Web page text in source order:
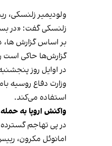
ولودیمیر زلنسکی،
زلنسکی گفت: «در
بر اساس گزارش ها،
گزارش‌ها حاکی است
در اوایل روز
وزارت دفاع روسیه
استفاده می‌کند.
واکنش اروپا به
در پی تهاجم گسترده
امانوئل مکرون،